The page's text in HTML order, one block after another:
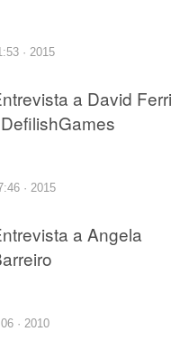
· 2015
a David
· 2015
a Angela
· 2010